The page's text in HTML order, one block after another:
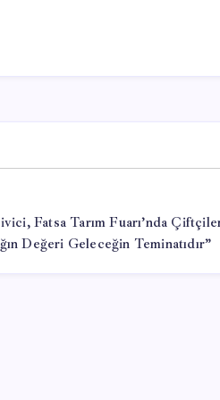
Fatsa Tarım Fuarı’nda
Değeri Geleceğin Teminatıdır”